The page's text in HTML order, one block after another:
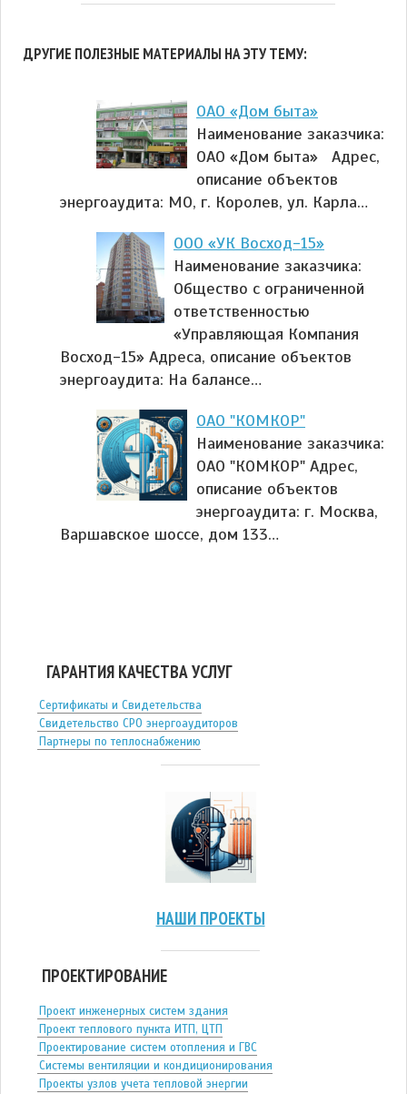
ДРУГИЕ ПОЛЕЗНЫЕ МАТЕРИАЛЫ НА ЭТУ ТЕМУ:
ОАО «Дом быта»
Наименование заказчика:
ОАО «Дом быта» Адрес,
описание объектов
энергоаудита: МО, г. Королев, ул. Карла…
ООО «УК Восход-15»
Наименование заказчика:
Общество с ограниченной
ответственностью
«Управляющая Компания
Восход-15» Адреса, описание объектов
энергоаудита: На балансе…
ОАО "КОМКОР"
Наименование заказчика:
ОАО "КОМКОР" Адрес,
описание объектов
энергоаудита: г. Москва,
Варшавское шоссе, дом 133…
ГАРАНТИЯ КАЧЕСТВА УСЛУГ
Сертификаты и Свидетельства
Свидетельство СРО энергоаудиторов
Партнеры по теплоснабжению
НАШИ ПРОЕКТЫ
ПРОЕКТИРОВАНИЕ
Проект инженерных систем здания
Проект теплового пункта ИТП, ЦТП
Проектирование систем отопления и ГВС
Системы вентиляции и кондиционирования
Проекты узлов учета тепловой энергии